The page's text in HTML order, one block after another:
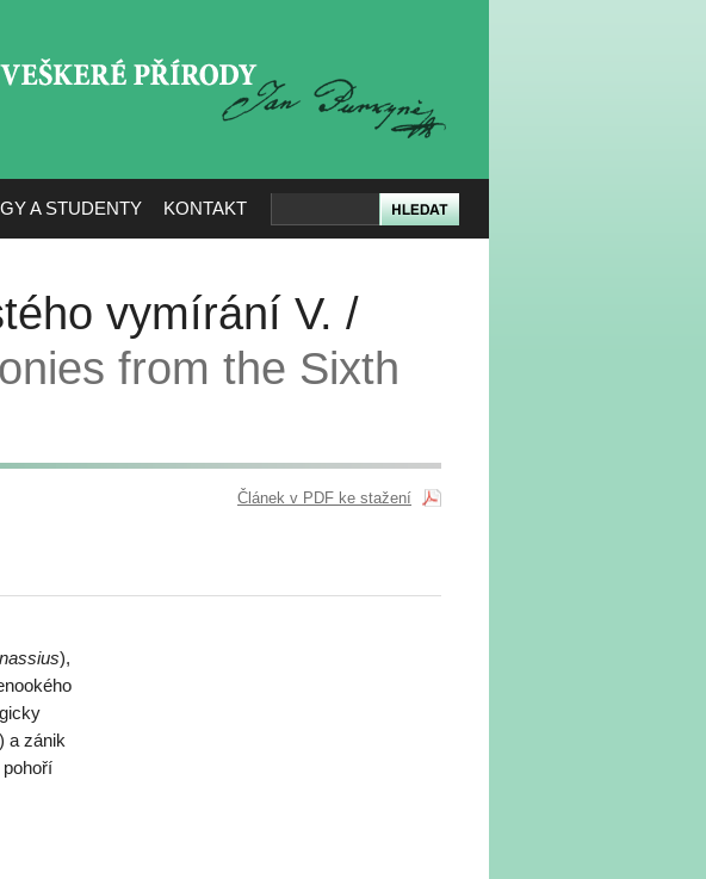
A STUDENTY KONTAKT
vymírání V. /
from the Sixth
Článek v PDF ke stažení
),
) a zánik